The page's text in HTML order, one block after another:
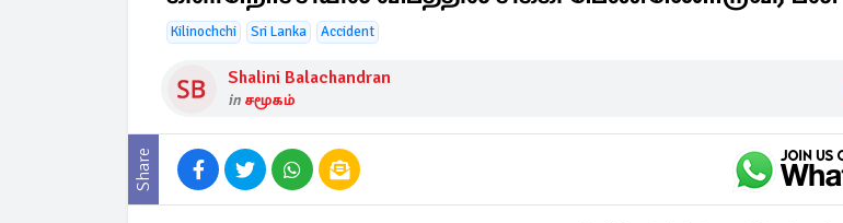
Kilinochchi Sri Lanka Accident
Shalini Balachandran
in சமூகம்
Share